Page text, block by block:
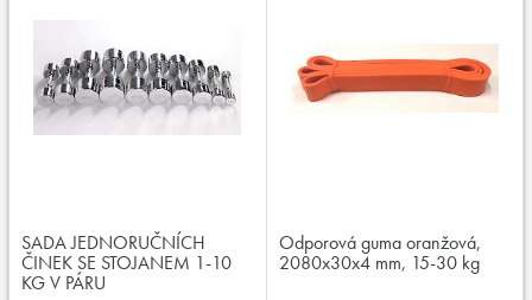
SADA JEDNORUČNÍCH
ČINEK SE STOJANEM 1-10
KG V PÁRU
Odporová guma oranžová,
2080x30x4 mm, 15-30 kg